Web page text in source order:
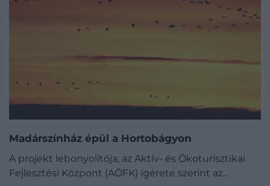
Madárszínház épül a Hortobágyon
A projekt lebonyolítója, az Aktív- és Ökoturisztikai
Fejlesztési Központ (AÖFK) ígérete szerint az…